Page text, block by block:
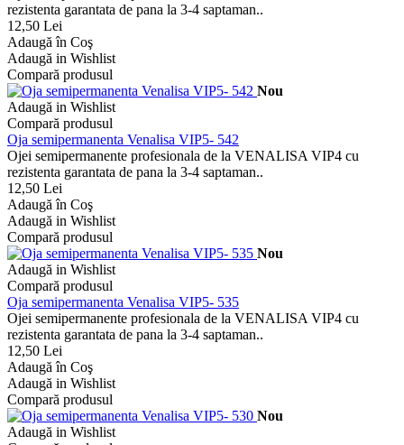
rezistenta garantata de pana la 3-4 saptaman..
12,50 Lei
Adaugă în Coş
Adaugă in Wishlist
Compară produsul
Nou
Adaugă in Wishlist
Compară produsul
Oja semipermanenta Venalisa VIP5- 542
Ojei semipermanente profesionala de la VENALISA VIP4 cu
rezistenta garantata de pana la 3-4 saptaman..
12,50 Lei
Adaugă în Coş
Adaugă in Wishlist
Compară produsul
Nou
Adaugă in Wishlist
Compară produsul
Oja semipermanenta Venalisa VIP5- 535
Ojei semipermanente profesionala de la VENALISA VIP4 cu
rezistenta garantata de pana la 3-4 saptaman..
12,50 Lei
Adaugă în Coş
Adaugă in Wishlist
Compară produsul
Nou
Adaugă in Wishlist